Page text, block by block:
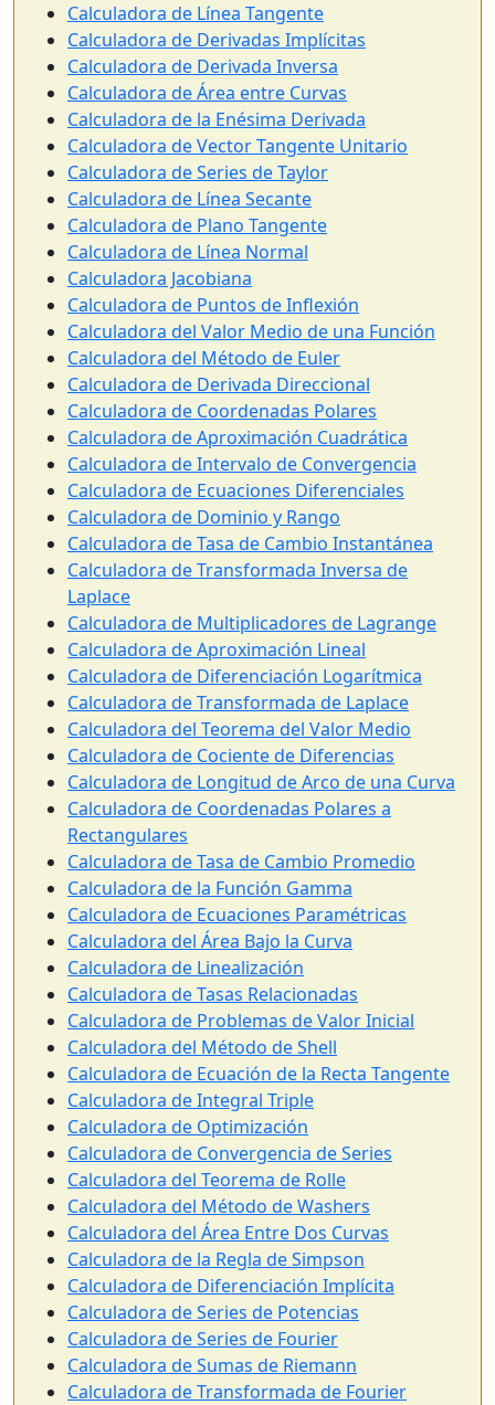
Calculadora de Línea Tangente
Calculadora de Derivadas Implícitas
Calculadora de Derivada Inversa
Calculadora de Área entre Curvas
Calculadora de la Enésima Derivada
Calculadora de Vector Tangente Unitario
Calculadora de Series de Taylor
Calculadora de Línea Secante
Calculadora de Plano Tangente
Calculadora de Línea Normal
Calculadora Jacobiana
Calculadora de Puntos de Inflexión
Calculadora del Valor Medio de una Función
Calculadora del Método de Euler
Calculadora de Derivada Direccional
Calculadora de Coordenadas Polares
Calculadora de Aproximación Cuadrática
Calculadora de Intervalo de Convergencia
Calculadora de Ecuaciones Diferenciales
Calculadora de Dominio y Rango
Calculadora de Tasa de Cambio Instantánea
Calculadora de Transformada Inversa de
Laplace
Calculadora de Multiplicadores de Lagrange
Calculadora de Aproximación Lineal
Calculadora de Diferenciación Logarítmica
Calculadora de Transformada de Laplace
Calculadora del Teorema del Valor Medio
Calculadora de Cociente de Diferencias
Calculadora de Longitud de Arco de una Curva
Calculadora de Coordenadas Polares a
Rectangulares
Calculadora de Tasa de Cambio Promedio
Calculadora de la Función Gamma
Calculadora de Ecuaciones Paramétricas
Calculadora del Área Bajo la Curva
Calculadora de Linealización
Calculadora de Tasas Relacionadas
Calculadora de Problemas de Valor Inicial
Calculadora del Método de Shell
Calculadora de Ecuación de la Recta Tangente
Calculadora de Integral Triple
Calculadora de Optimización
Calculadora de Convergencia de Series
Calculadora del Teorema de Rolle
Calculadora del Método de Washers
Calculadora del Área Entre Dos Curvas
Calculadora de la Regla de Simpson
Calculadora de Diferenciación Implícita
Calculadora de Series de Potencias
Calculadora de Series de Fourier
Calculadora de Sumas de Riemann
Calculadora de Transformada de Fourier